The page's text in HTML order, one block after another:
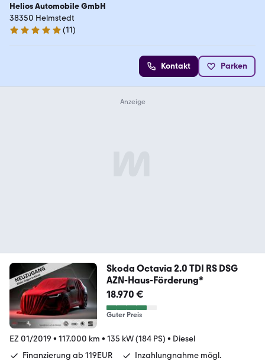
Helios Automobile GmbH
38350 Helmstedt
4.8 Sterne
(11)
Kontakt Parken
Skoda Octavia 2.0 TDI RS DSG
AZN-Haus-Förderung*
18.970 €
Guter Preis
EZ 01/2019 • 117.000 km • 135 kW (184 PS) • Diesel
Finanzierung ab 119EUR
Inzahlungnahme mögl.